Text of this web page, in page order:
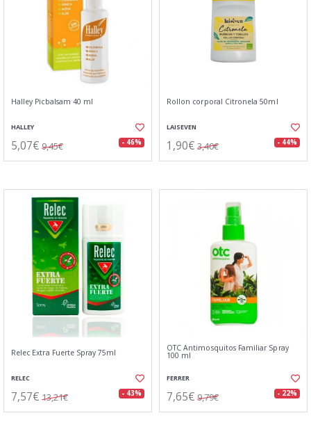
Halley Picbalsam 40 ml
HALLEY
5,07€ 9,45€ - 46%
Rollon corporal Citronela 50ml
LAISEVEN
1,90€ 3,40€ - 44%
Relec Extra Fuerte Spray 75ml
RELEC
7,57€ 13,21€ - 43%
OTC Antimosquitos Familiar Spray
100 ml
FERRER
7,65€ 9,79€ - 22%